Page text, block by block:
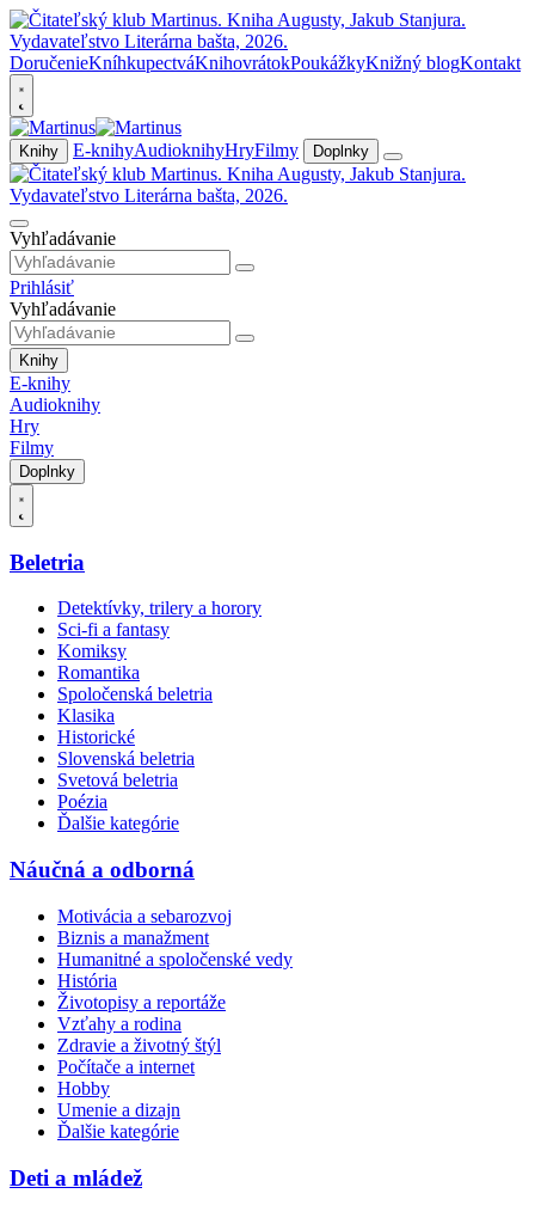
DoručenieKníhkupectváKnihovrátokPoukážkyKnižný blogKontakt
Knihy E-knihyAudioknihyHryFilmy Doplnky
Vyhľadávanie
Prihlásiť
Vyhľadávanie
Knihy
E-knihy
Audioknihy
Hry
Filmy
Doplnky
Beletria
Detektívky, trilery a horory
Sci-fi a fantasy
Komiksy
Romantika
Spoločenská beletria
Klasika
Historické
Slovenská beletria
Svetová beletria
Poézia
Ďalšie kategórie
Náučná a odborná
Motivácia a sebarozvoj
Biznis a manažment
Humanitné a spoločenské vedy
História
Životopisy a reportáže
Vzťahy a rodina
Zdravie a životný štýl
Počítače a internet
Hobby
Umenie a dizajn
Ďalšie kategórie
Deti a mládež